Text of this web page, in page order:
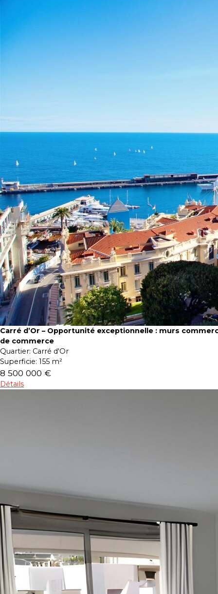
Carré d’Or – Opportunité exceptionnelle : murs
de commerce
Quartier: Carré d'Or
Superficie: 155 m²
8 500 000 €
Détails